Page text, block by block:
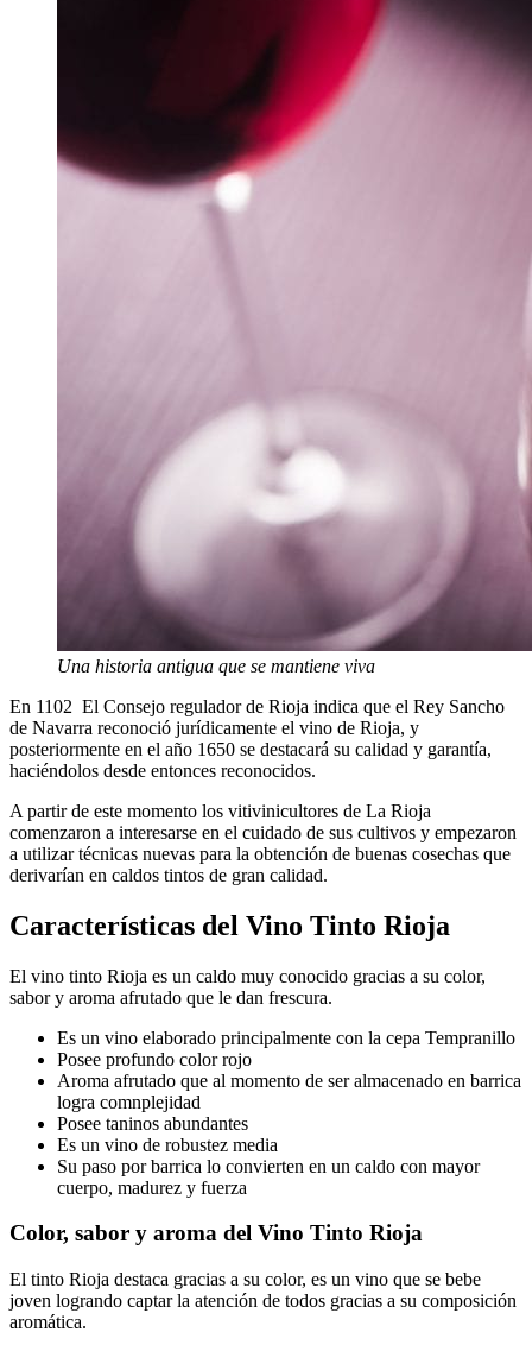
Una historia antigua que se mantiene viva
En 1102 El Consejo regulador de Rioja indica que el Rey Sancho
de Navarra reconoció jurídicamente el vino de Rioja, y
posteriormente en el año 1650 se destacará su calidad y garantía,
haciéndolos desde entonces reconocidos.
A partir de este momento los vitivinicultores de La Rioja
comenzaron a interesarse en el cuidado de sus cultivos y empezaron
a utilizar técnicas nuevas para la obtención de buenas cosechas que
derivarían en caldos tintos de gran calidad.
Características del Vino Tinto Rioja
El vino tinto Rioja es un caldo muy conocido gracias a su color,
sabor y aroma afrutado que le dan frescura.
Es un vino elaborado principalmente con la cepa Tempranillo
Posee profundo color rojo
Aroma afrutado que al momento de ser almacenado en barrica
logra comnplejidad
Posee taninos abundantes
Es un vino de robustez media
Su paso por barrica lo convierten en un caldo con mayor
cuerpo, madurez y fuerza
Color, sabor y aroma del Vino Tinto Rioja
El tinto Rioja destaca gracias a su color, es un vino que se bebe
joven logrando captar la atención de todos gracias a su composición
aromática.